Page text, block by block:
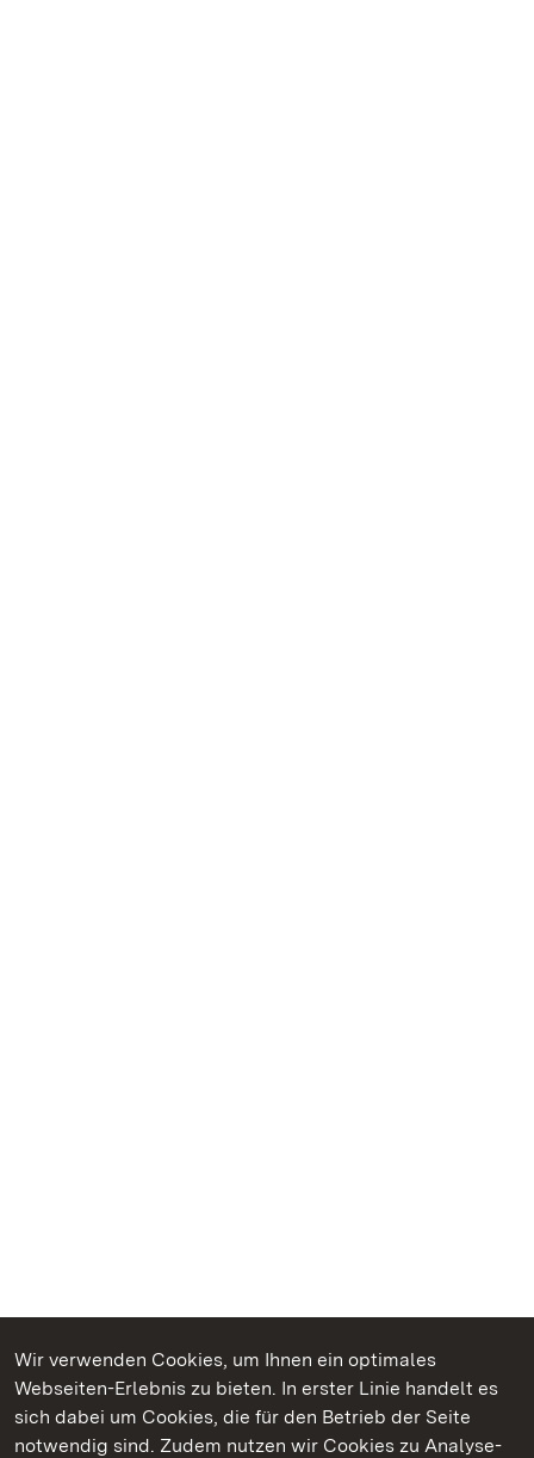
Wir verwenden Cookies, um Ihnen ein optimales
Webseiten-Erlebnis zu bieten. In erster Linie handelt es
sich dabei um Cookies, die für den Betrieb der Seite
notwendig sind. Zudem nutzen wir Cookies zu Analyse-
Kommen. Staunen. Genießen.